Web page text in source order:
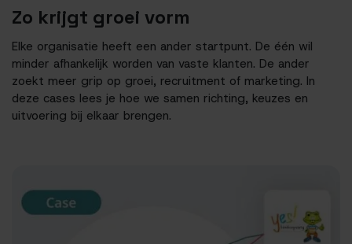
Zo krijgt groei vorm
Elke organisatie heeft een ander startpunt. De één wil
minder afhankelijk worden van vaste klanten. De ander
zoekt meer grip op groei, recruitment of marketing. In
deze cases lees je hoe we samen richting, keuzes en
uitvoering bij elkaar brengen.